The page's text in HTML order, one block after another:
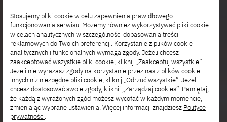
Stosujemy pliki cookie w celu zapewnienia prawidłowego
funkcjonowania serwisu. Możemy również wykorzystywać pliki cookie
w celach analitycznych w szczególności dopasowania treści
reklamowych do Twoich preferencji. Korzystanie z plików cookie
analitycznych i funkcjonalnych wymaga zgody. Jeżeli chcesz
zaakceptować wszystkie pliki cookie, kliknij „Zaakceptuj wszystkie”.
Jeżeli nie wyrażasz zgody na korzystanie przez nas z plików cookie
innych niż niezbędne pliki cookie, kliknij „Odrzuć wszystkie”. Jeżeli
chcesz dostosować swoje zgody, kliknij „Zarządzaj cookies”. Pamiętaj,
że każdą z wyrażonych zgód możesz wycofać w każdym momencie,
zmieniając wybrane ustawienia. Więcej informacji znajdziesz Polityce
prywatności.